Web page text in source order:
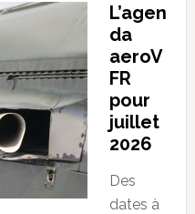
L’agen
da
aeroV
FR
pour
juillet
2026
Des
dates à